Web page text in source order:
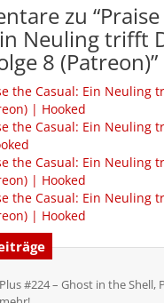
zu “
Neuling trifft
8 (Patreon)”
the Casual: Ein Neuling
| Hooked
the Casual: Ein Neuling
the Casual: Ein Neuling
| Hooked
the Casual: Ein Neuling
| Hooked
#224 – Ghost in the Shell,